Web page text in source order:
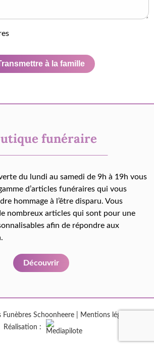
à la famille
funéraire
du lundi au samedi de 9h à 19h vous
d’articles funéraires qui vous
hommage à l’être disparu. Vous
nombreux articles qui sont pour une
afin de répondre aux
Découvrir
Schoonheere | Mentions légales
Réalisation :